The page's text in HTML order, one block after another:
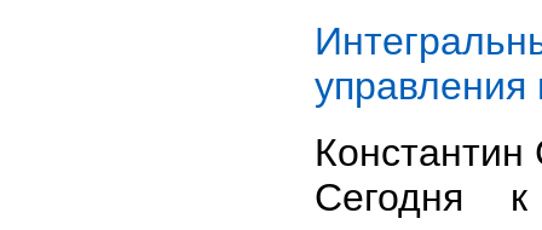
Сегодня к